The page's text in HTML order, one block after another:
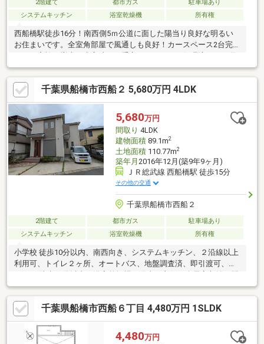
2階建て 都市ガス
駐車場あり
システムキッチン
浴室乾燥機 所有権
西船橋駅徒歩16分！南西側5ｍ公道に面した陽当り良好な明るい
お住まいです。全室角部屋で風通しも良好！カースペース2台完備
件、住宅ローン、購入の流れなど、丁寧にわかりやすくご説明致
します。【優和住宅は地元市川市を中心に地域密着30年。市川
市・船橋市・松戸市の不動産のことならお任せ下さい。まずは、
お気軽にご相談下さい！】■ご案内・物件詳細情報記載パンフレ
ットのご請求はお気軽にお問い合わせ下さい♪※メールの場合：
【資料請求】ボタンをクリックでお問い合わせ下さい。
千葉県船橋市西船２ 5,680万円 4LDK
5,680万円
間取り 4LDK
建物面積89.1m2
土地面積110.77m2
築年月 2016年12月(築9年9ヶ月)
ＪＲ総武線 西船橋駅 徒歩15分
その他の交通
千葉県船橋市西船２
2階建て 都市ガス
駐車場あり
システムキッチン
浴室乾燥機 所有権
小学校 徒歩10分以内、南西向き、システムキッチン、２沿線以上
利用可、トイレ２ヶ所、オートバス、地盤調査済、即引渡可、ス
静な住宅地、総合病院 徒歩10分以内、和室、始発駅、シャワー付
洗面化粧台、２階建、南面バルコニー、温水洗浄便座、床下収
納、浴室に窓、ＴＶモニタ付インターホン、通風良好、平坦地
千葉県船橋市西船６丁目 4,480万円 1SLDK
4,480万円